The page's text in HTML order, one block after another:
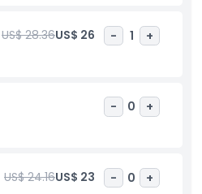
arrêtez‑vous au Café et Bar
légers tout en
vous soyez en sortie
du Ciel offre un mélange
époustouflants, de
atmosphère détendue. Plus
US$ 28.36US$ 26 - 1 +
- 0 +
US$ 24.16US$ 23 - 0 +